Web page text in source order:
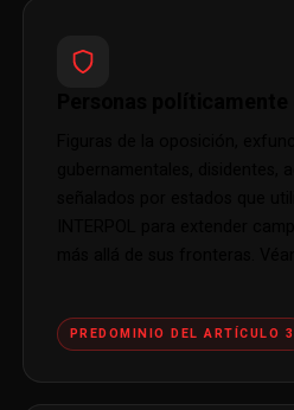
PREDOMINIO DEL ARTÍCULO 3